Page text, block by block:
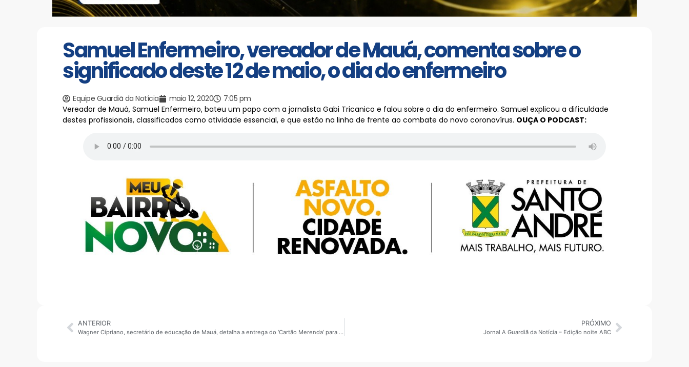
Samuel Enfermeiro, vereador de Mauá, comenta sobre o
significado deste 12 de maio, o dia do enfermeiro
Equipe Guardiã da Notícia maio 12, 2020
7:05 pm
Vereador de Mauá, Samuel Enfermeiro, bateu um papo com a jornalista Gabi Tricanico e falou sobre o dia do enfermeiro. Samuel explicou a dificuldade
destes profissionais, classificados como atividade essencial, e que estão na linha de frente ao combate do novo coronavírus. OUÇA O PODCAST:
ANTERIOR
Wagner Cipriano, secretário de educação de Mauá, detalha a entrega do ‘Cartão Merenda’ para a rede de ensino municipal
PRÓXIMO
Jornal A Guardiã da Notícia – Edição noite ABC